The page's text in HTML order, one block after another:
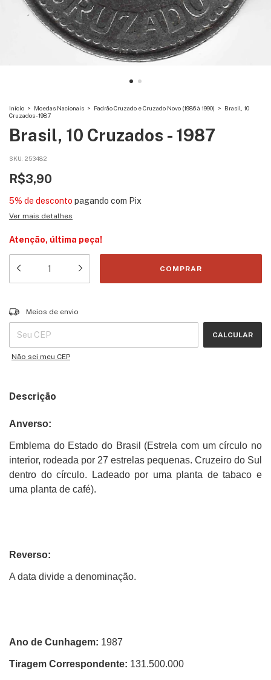
Início > Moedas Nacionais > Padrão Cruzado e Cruzado Novo (1986 à 1990) > Brasil, 10
Cruzados - 1987
Brasil, 10 Cruzados - 1987
SKU: 253482
R$3,90
5% de desconto pagando com Pix
Ver mais detalhes
Atenção, última peça!
Entregas para o CEP:
Meios de envio
CALCULAR
Não sei meu CEP
Descrição
Anverso:
Emblema do Estado do Brasil (Estrela com um círculo no
interior, rodeada por 27 estrelas pequenas. Cruzeiro do Sul
dentro do círculo. Ladeado por uma planta de tabaco e
uma planta de café).
Reverso:
A data divide a denominação.
Ano de Cunhagem: 1987
Tiragem Correspondente: 131.500.000